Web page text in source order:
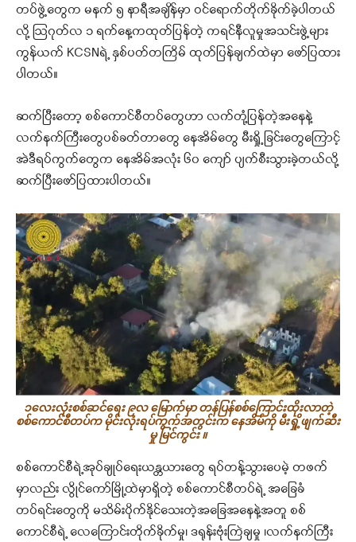
တပ်ဖွဲ့တွေက မနက် ၅ နာရီအချိန်မှာ ဝင်ရောက်တိုက်ခိုက်ခဲ့ပါတယ်
လို့ ဩဂုတ်လ ၁ ရက်နေ့ကထုတ်ပြန်တဲ့ ကရင်နီလူမှုအသင်းဖွဲ့များ
ကွန်ယက် KCSNရဲ့ နှစ်ပတ်တကြိမ် ထုတ်ပြန်ချက်ထဲမှာ ဖော်ပြထား
ပါတယ်။
ဆက်ပြီးတော့ စစ်ကောင်စီတပ်တွေဟာ လက်တုံ့ပြန်တဲ့အနေနဲ့
လက်နက်ကြီးတွေပစ်ခတ်တာတွေ နေအိမ်တွေ မီးရှို့ခြင်းတွေကြောင့်
အဲဒီရပ်ကွက်တွေက နေအိမ်အလုံး ၆၀ ကျော် ပျက်စီးသွားခဲ့တယ်လို့
ဆက်ပြီးဖော်ပြထားပါတယ်။
၁လေးလုံးစစ်ဆင်ရေး ၉လ မြောက်မှာ တန်ပြန်စစ်ကြောင်းထိုးလာတဲ့
စစ်ကောင်စီတပ်က မိုင်းလုံးရပ်ကွက်အတွင်းက နေအိမ်ကို မီးရှို့ဖျက်ဆီး
မှု မြင်ကွင်း ။
စစ်ကောင်စီရဲ့အုပ်ချုပ်ရေးယန္တယားတွေ ရပ်တန့်သွားပေမဲ့ တဖက်
မှာလည်း လွိုင်ကော်မြို့ထဲမှာရှိတဲ့ စစ်ကောင်စီတပ်ရဲ့ အခြေခံ
တပ်ရင်းတွေကို မသိမ်းပိုက်နိုင်သေးတဲ့အခြေအနေနဲ့အတူ စစ်
ကောင်စီရဲ့ လေကြောင်းတိုက်ခိုက်မှု၊ ဒရုန်းဗုံးကြဲချမှု ၊လက်နက်ကြီး